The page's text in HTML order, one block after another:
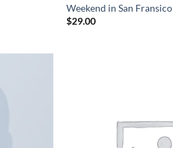
Weekend in San Fransico
$29.00